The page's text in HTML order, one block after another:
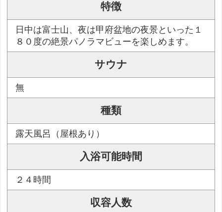
特徴
日中は富士山、夜は甲府盆地の夜景といった１
８０度の絶景パノラマビューを楽しめます。
サウナ
無
種類
露天風呂（屋根あり）
入浴可能時間
２４時間
収容人数